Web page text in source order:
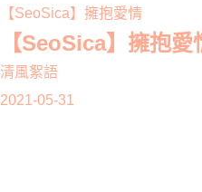
【SeoSica】擁抱愛情
【SeoSica】擁抱
清風絮語
2021-05-31